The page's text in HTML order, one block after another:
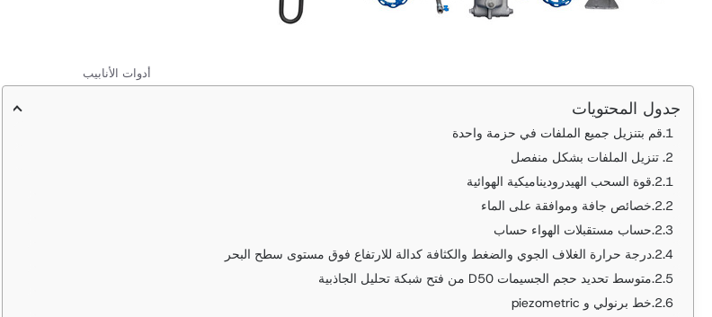
أدوات الأنابيب
جدول المحتويات
قم بتنزيل جميع الملفات في حزمة واحدة
تنزيل الملفات بشكل منفصل
قوة السحب الهيدروديناميكية الهوائية
خصائص جافة وموافقة على الماء
حساب مستقبلات الهواء حساب
درجة حرارة الغلاف الجوي والضغط والكثافة كدالة للارتفاع فوق مستوى سطح البحر
متوسط ​​تحديد حجم الجسيمات D50 من فتح شبكة تحليل الجاذبية
خط برنولي و piezometric